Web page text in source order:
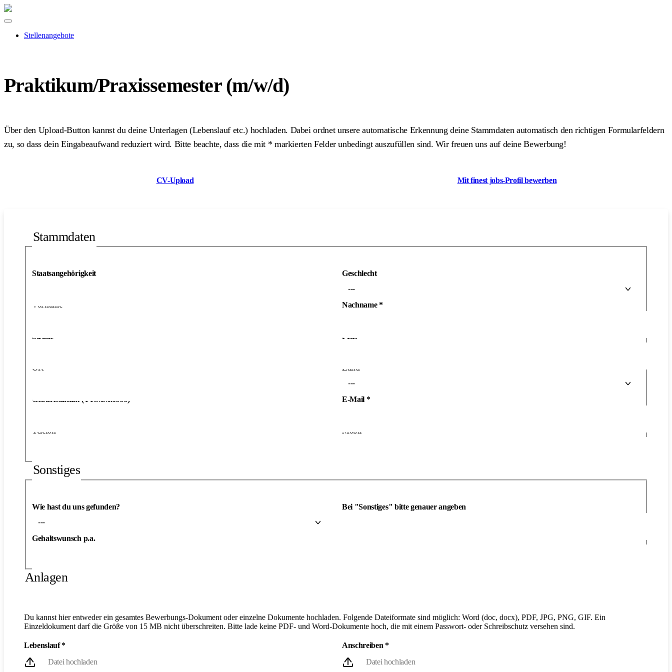
Stellenangebote
Praktikum/Praxissemester (m/w/d)
Über den Upload-Button kannst du deine Unterlagen (Lebenslauf etc.) hochladen. Dabei ordnet unsere automatische Erkennung deine Stammdaten automatisch den richtigen Formularfeldern
zu, so dass dein Eingabeaufwand reduziert wird. Bitte beachte, dass die mit * markierten Felder unbedingt auszufüllen sind. Wir freuen uns auf deine Bewerbung!
CV-Upload Mit finest jobs-Profil bewerben
Stammdaten
Staatsangehörigkeit
Geschlecht
---
Vorname
Nachname*
Straße PLZ
Ort Land
---
Geburtsdatum (TT.MM.JJJJ)
E-Mail *
Telefon Mobil
Sonstiges
Wie hast du uns gefunden?
---
Bei "Sonstiges" bitte genauer angeben
Gehaltswunsch p.a.
Anlagen
Du kannst hier entweder ein gesamtes Bewerbungs-Dokument oder einzelne Dokumente hochladen. Folgende Dateiformate sind möglich: Word (doc, docx), PDF, JPG, PNG, GIF. Ein
Einzeldokument darf die Größe von 15 MB nicht überschreiten. Bitte lade keine PDF- und Word-Dokumente hoch, die mit einem Passwort- oder Schreibschutz versehen sind.
Lebenslauf*
Datei hochladen
Anschreiben*
Datei hochladen